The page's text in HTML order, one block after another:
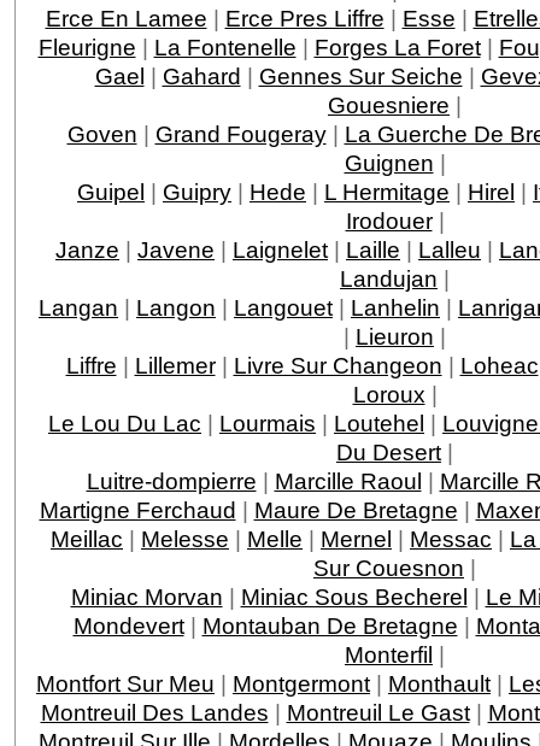
Erce En Lamee | Erce Pres Liffre | Esse |
Fleurigne | La Fontenelle | Forges La Foret|
Gael | Gahard | Gennes Sur Seiche |
Gouesniere |
Goven | Grand Fougeray| La Guerche De
Guignen |
Guipel | Guipry | Hede | L Hermitage | Hirel |
Irodouer|
Janze | Javene | Laignelet | Laille | Lalleu |
Landujan |
Langan | Langon | Langouet | Lanhelin |
| Lieuron |
Liffre | Lillemer| Livre Sur Changeon | Loheac
Loroux |
Le Lou Du Lac | Lourmais | Loutehel |
Du Desert |
Luitre-dompierre | Marcille Raoul | Marcille
Martigne Ferchaud | Maure De Bretagne |
Meillac | Melesse | Melle | Mernel | Messac |
Sur Couesnon |
Miniac Morvan | Miniac Sous Becherel | Le
Mondevert| Montauban De Bretagne |
Monterfil |
Montfort Sur Meu | Montgermont | Monthault |
Montreuil Des Landes | Montreuil Le Gast|